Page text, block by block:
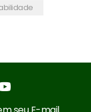
Youtube